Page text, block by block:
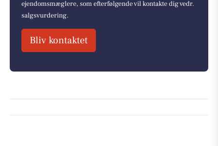
ejendomsmæglere, som efterfølgende vil kontakte dig vedr.
salgsvurdering.
Bliv kontaktet